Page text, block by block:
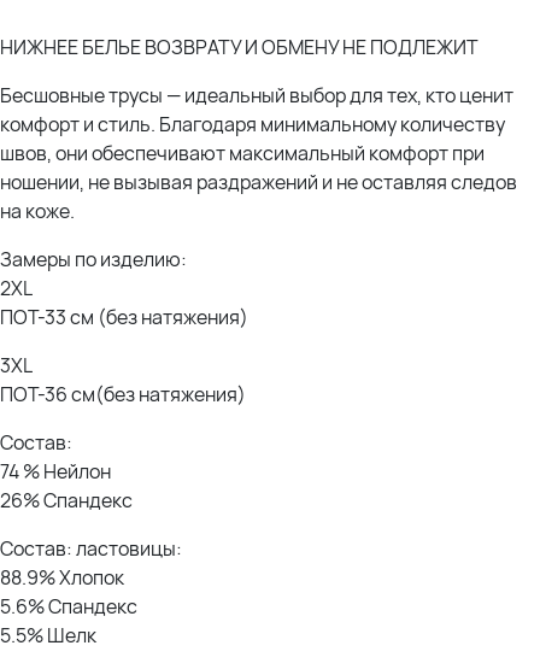
НИЖНЕЕ БЕЛЬЕ ВОЗВРАТУ И ОБМЕНУ НЕ ПОДЛЕЖИТ
Бесшовные трусы — идеальный выбор для тех, кто ценит
комфорт и стиль. Благодаря минимальному количеству
швов, они обеспечивают максимальный комфорт при
ношении, не вызывая раздражений и не оставляя следов
на коже.
Замеры по изделию:
2XL
ПОТ-33 см (без натяжения)
3XL
ПОТ-36 см(без натяжения)
Состав:
74 % Нейлон
26% Спандекс
Состав: ластовицы:
88.9% Хлопок
5.6% Спандекс
5.5% Шелк